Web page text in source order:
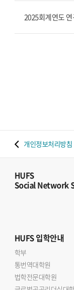
2025회계연도
개인정보처리방침
HUFS
Social Network
HUFS입학안내
학부
통번역대학원
법학전문대학원